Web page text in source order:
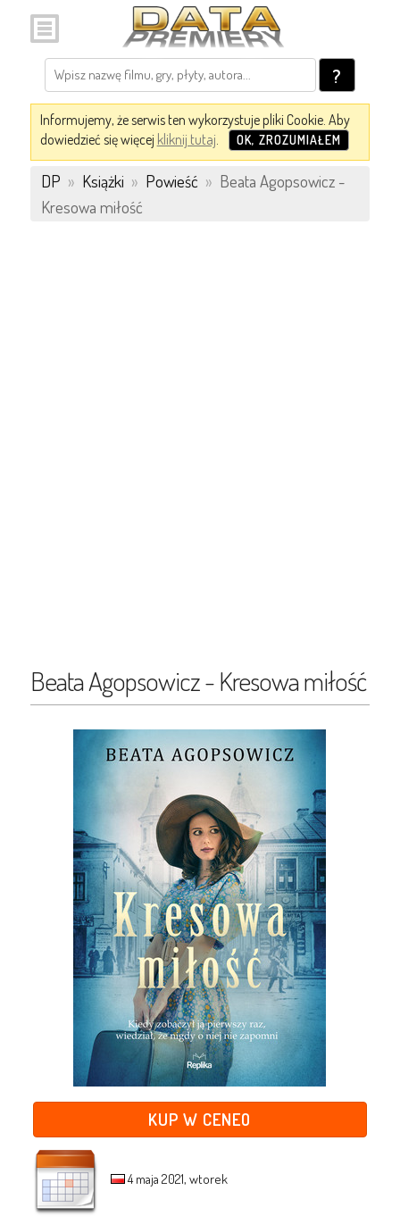
?
Informujemy, że serwis ten wykorzystuje pliki Cookie. Aby
dowiedzieć się więcej kliknij tutaj. OK, ZROZUMIAŁEM
DP » Książki » Powieść » Beata Agopsowicz -
Kresowa miłość
Beata Agopsowicz - Kresowa miłość
KUP W CENEO
4 maja 2021, wtorek